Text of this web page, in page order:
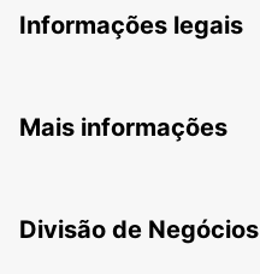
Informações legais
Mais informações
Divisão de Negócios